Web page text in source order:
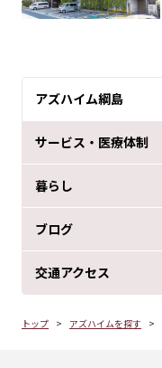
アズハイム綱島
サービス・医療体制
暮らし
ブログ
交通アクセス
トップ アズハイムを探す